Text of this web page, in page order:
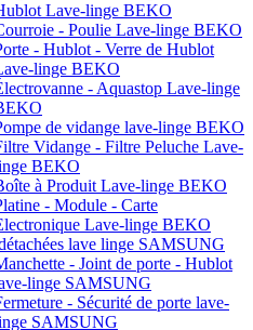
Lave-linge BEKO
- Poulie Lave-linge BEKO
- Hublot - Verre de Hublot
linge BEKO
- Aquastop Lave-linge
de vidange lave-linge BEKO
Vidange - Filtre Peluche Lave-
BEKO
à Produit Lave-linge BEKO
- Module - Carte
Lave-linge BEKO
lave linge SAMSUNG
- Joint de porte - Hublot
linge SAMSUNG
- Sécurité de porte lave-
SAMSUNG